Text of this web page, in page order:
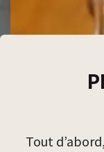
Tout